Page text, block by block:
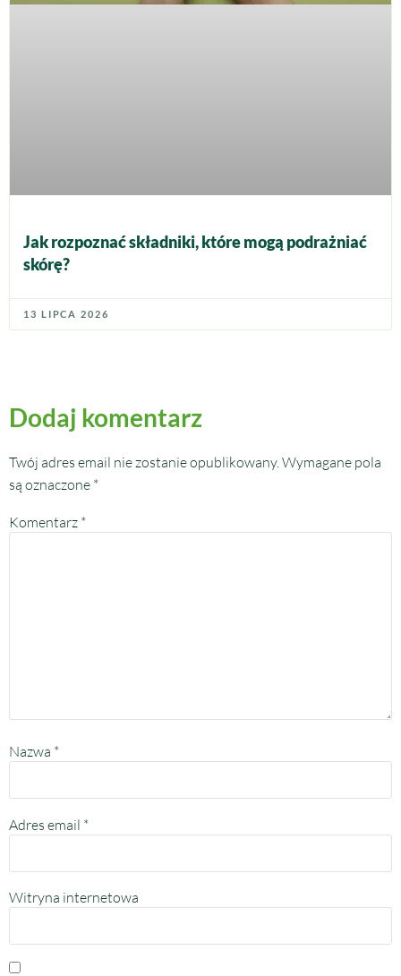
Jak rozpoznać składniki, które mogą podrażniać
skórę?
13 LIPCA 2026
Dodaj komentarz
Twój adres email nie zostanie opublikowany.Wymagane pola
są oznaczone *
Komentarz *
Nazwa *
Adres email *
Witryna internetowa